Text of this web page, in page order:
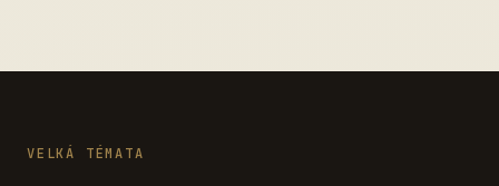
VELKÁ TÉMATA